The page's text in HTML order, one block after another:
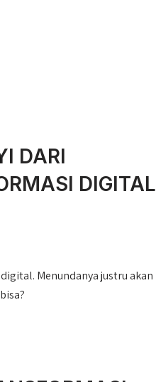
DARI
DIGITAL
Menundanya justru akan